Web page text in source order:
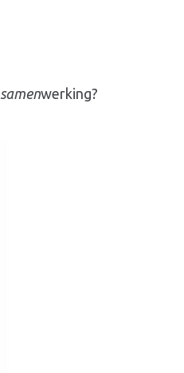
samenwerking?